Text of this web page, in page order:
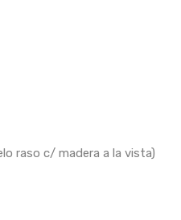
raso c/ madera a la vista)